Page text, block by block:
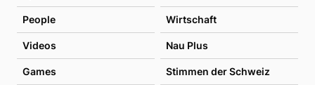
People Wirtschaft
Videos Nau Plus
Games Stimmen der Schweiz